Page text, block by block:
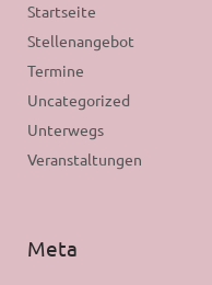
Startseite
Stellenangebot
Termine
Uncategorized
Unterwegs
Veranstaltungen
Meta